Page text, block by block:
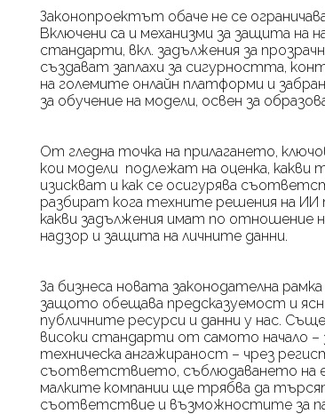
Законопроектът обаче не се
Включени са и механизми за защита на
стандарти, вкл. задължения за
създават заплахи за сигурността,
на големите онлайн платформи и
за обучение на модели, освен за
От гледна точка на прилагането,
кои модели подлежат на оценка, какви
изискват и как се осигурява
разбират кога техните решения на ИИ
какви задължения имат по
надзор и защита на личните данни.
За бизнеса новата законодателна
защото обещава предсказуемост и
публичните ресурси и данни у нас.
високи стандарти от самото начало
техническа ангажираност – чрез
съответствието, съблюдаването на
малките компании ще трябва да
съответствие и възможностите за